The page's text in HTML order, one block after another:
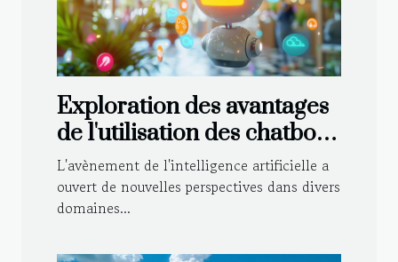
Exploration des avantages
de l'utilisation des chatbots
IA pour l'apprentissage des
langues
L'avènement de l'intelligence artificielle a
ouvert de nouvelles perspectives dans divers
domaines...